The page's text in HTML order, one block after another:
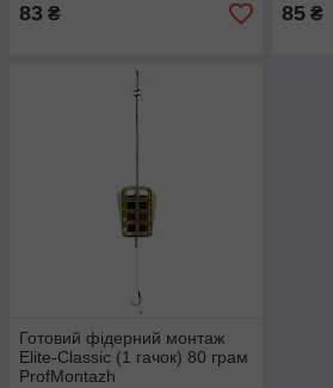
83 ₴ 85 ₴
Готовий фідерний монтаж
Elite-Classic (1 гачок) 80 грам
ProfMontazh